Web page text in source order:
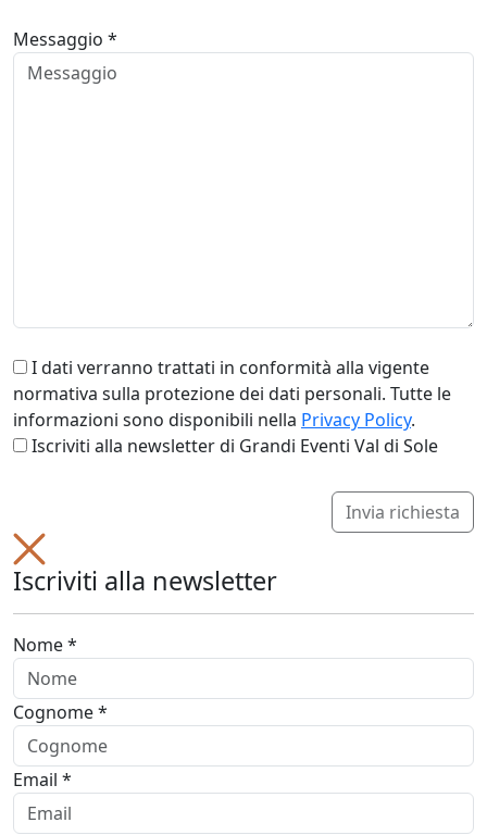
Messaggio *
I dati verranno trattati in conformità alla vigente
normativa sulla protezione dei dati personali. Tutte le
informazioni sono disponibili nella Privacy Policy.
Iscriviti alla newsletter di Grandi Eventi Val di Sole
Invia richiesta
Iscriviti alla newsletter
Nome *
Cognome *
Email *